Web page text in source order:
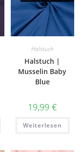
Halstuch
Halstuch |
Musselin Baby
Blue
19,99 €
Weiterlesen